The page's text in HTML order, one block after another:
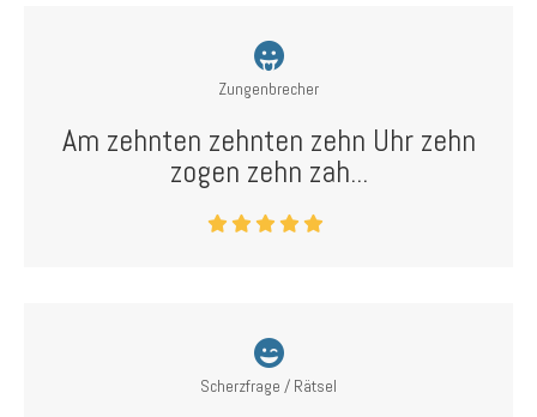
Zungenbrecher
Am zehnten zehnten zehn Uhr zehn
zogen zehn zah...
Scherzfrage / Rätsel